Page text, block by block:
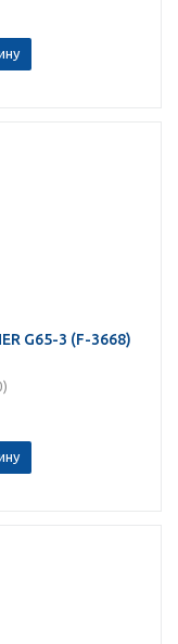
G65-3 (F-3668)